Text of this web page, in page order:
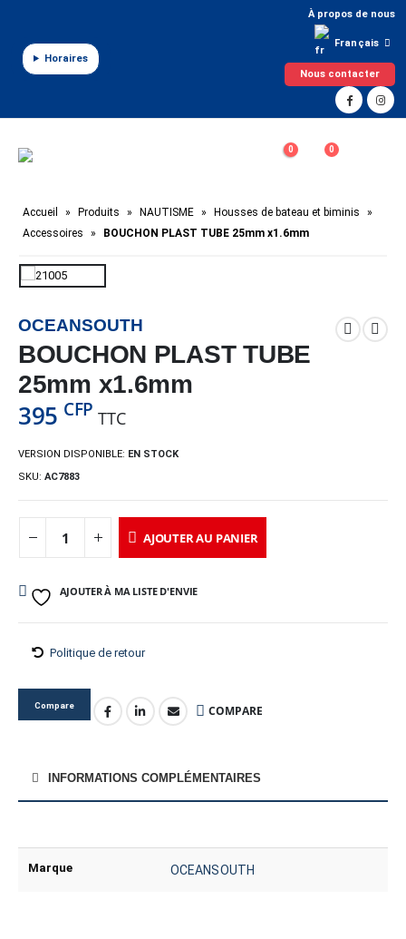
Horaires
À propos de nous
Français
Nous contacter
0 0
Accueil » Produits » NAUTISME » Housses de bateau et biminis
»
Accessoires
» BOUCHON PLAST TUBE 25mm x1.6mm
OCEANSOUTH
BOUCHON PLAST TUBE
25mm x1.6mm
395 CFP TTC
VERSION DISPONIBLE: EN STOCK
SKU: AC7883
AJOUTER AU PANIER
AJOUTER À MA LISTE D'ENVIE
Politique de retour
Compare COMPARE
INFORMATIONS COMPLÉMENTAIRES
Marque OCEANSOUTH